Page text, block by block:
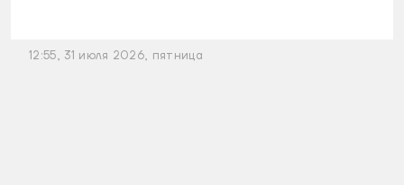
12:55, 31 июля 2026, пятница